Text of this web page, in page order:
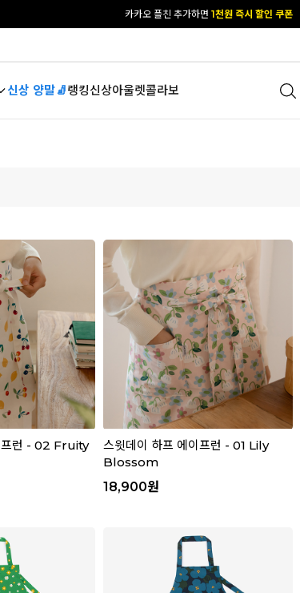
카카오 플친 추가하면 1천원 즉시 할인 쿠폰
신상 양말🧦랭킹신상아울렛콜라보
프런 - 02 Fruity
스윗데이 하프 에이프런 - 01 Lily
Blossom
18,900원